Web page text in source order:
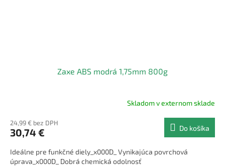
Zaxe ABS modrá 1,75mm 800g
Skladom v externom sklade
24,99 € bez DPH
30,74 € Do košíka
Ideálne pre funkčné diely_x000D_ Vynikajúca povrchová
úprava_x000D_ Dobrá chemická odolnosť